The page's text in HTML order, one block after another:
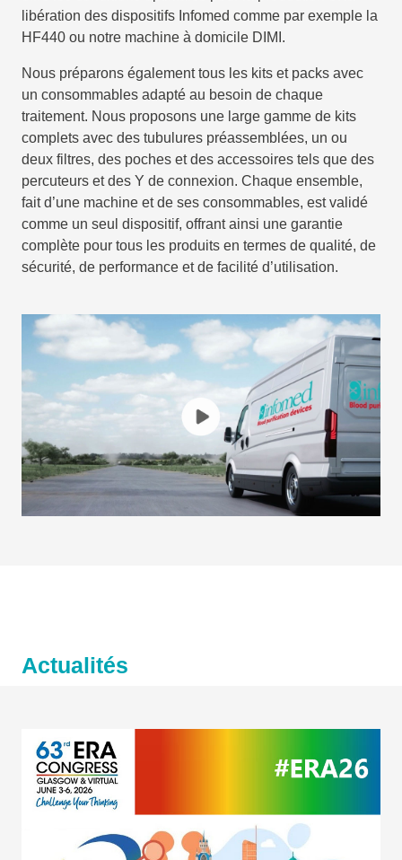
libération des dispositifs Infomed comme par exemple la
HF440 ou notre machine à domicile DIMI.
Nous préparons également tous les kits et packs avec
un consommables adapté au besoin de chaque
traitement. Nous proposons une large gamme de kits
complets avec des tubulures préassemblées, un ou
deux filtres, des poches et des accessoires tels que des
percuteurs et des Y de connexion. Chaque ensemble,
fait d’une machine et de ses consommables, est validé
comme un seul dispositif, offrant ainsi une garantie
complète pour tous les produits en termes de qualité, de
sécurité, de performance et de facilité d’utilisation.
Actualités